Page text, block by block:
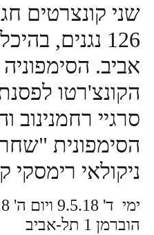
שני קונצרטים
126 נגנים,
אביב.
סרגיי רחמנינוב
הסימפונית
ניקולאי רימסקי
הוברמן 1 תל-אביב